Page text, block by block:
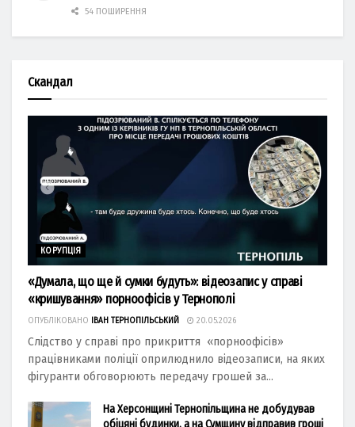
54 ПОШИРЕННЯ
Скандал
КОРУПЦІЯ
«Думала, що ще й сумки будуть»: відеозапис у справі
«кришування» порноофісів у Тернополі
ОПУБЛІКОВАНО ІВАН ТЕРНОПІЛЬСЬКИЙ 20.05.2026
Слідство у справі про прикриття «порноофісів»
працівниками поліції оприлюднило відеозаписи, на яких
фігуранти обговорюють передачу грошей за...
На Херсонщині Тернопільщина не добудував